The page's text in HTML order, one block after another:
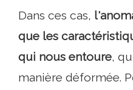
Dans ces cas,
que les
qui nous entoure,
manière déformée.